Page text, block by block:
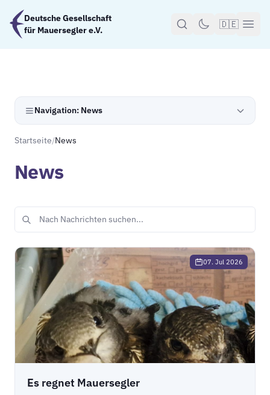
Zum Hauptinhalt springen
Deutsche Gesellschaft
für Mauersegler e.V.
🇩🇪
Navigation: News
Startseite/News
News
07. Jul 2026
Es regnet Mauersegler